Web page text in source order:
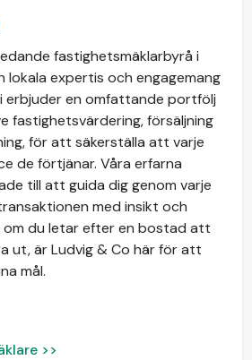
fastighetsmäklarbyrå i
lokala expertis och engagemang
erbjuder en omfattande portfölj
fastighetsvärdering, försäljning
för att säkerställa att varje
de förtjänar. Våra erfarna
till att guida dig genom varje
med insikt och
du letar efter en bostad att
ut, är Ludvig & Co här för att
mål.
>>